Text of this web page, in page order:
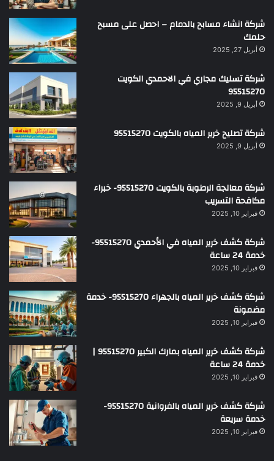
شركة انشاء مسابح بالدمام – احصل على مسبح
حلمك
أبريل 27, 2025
شركة تسليك مجاري في الاحمدي الكويت
95515270
أبريل 9, 2025
شركة تصليح خرير المياه بالكويت 95515270
أبريل 9, 2025
شركة معالجة الرطوبة بالكويت 95515270- خبراء
مكافحة التسريب
فبراير 10, 2025
شركة كشف خرير المياه في الأحمدي 95515270-
خدمة 24 ساعة
فبراير 10, 2025
شركة كشف خرير المياه بالجهراء 95515270- خدمة
مضمونة
فبراير 10, 2025
شركة كشف خرير المياه بمارك الكبير 95515270 |
خدمة 24 ساعة
فبراير 10, 2025
شركة كشف خرير المياه بالفروانية 95515270-
خدمة سريعة
فبراير 10, 2025